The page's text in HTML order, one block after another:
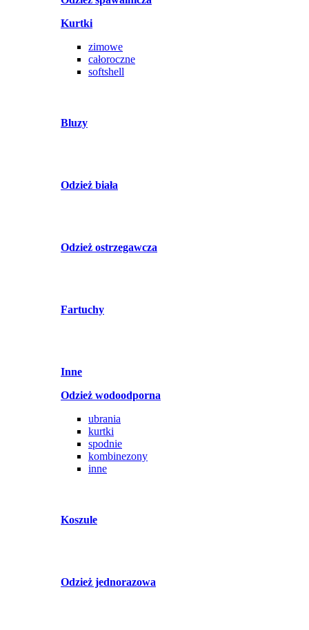
Kurtki
zimowe
całoroczne
softshell
Bluzy
Odzież biała
Odzież ostrzegawcza
Fartuchy
Inne
Odzież wodoodporna
ubrania
kurtki
spodnie
kombinezony
inne
Koszule
Odzież jednorazowa